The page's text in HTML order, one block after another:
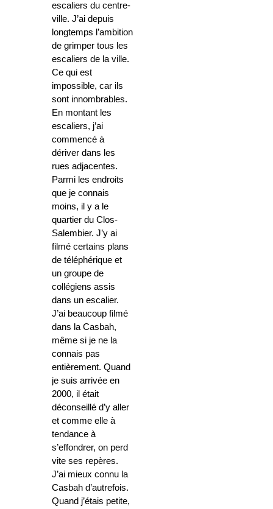
escaliers du centre-
ville. J’ai depuis
longtemps l’ambition
de grimper tous les
escaliers de la ville.
Ce qui est
impossible, car ils
sont innombrables.
En montant les
escaliers, j’ai
commencé à
dériver dans les
rues adjacentes.
Parmi les endroits
que je connais
moins, il y a le
quartier du Clos-
Salembier. J’y ai
filmé certains plans
de téléphérique et
un groupe de
collégiens assis
dans un escalier.
J’ai beaucoup filmé
dans la Casbah,
même si je ne la
connais pas
entièrement. Quand
je suis arrivée en
2000, il était
déconseillé d’y aller
et comme elle à
tendance à
s’effondrer, on perd
vite ses repères.
J’ai mieux connu la
Casbah d’autrefois.
Quand j’étais petite,